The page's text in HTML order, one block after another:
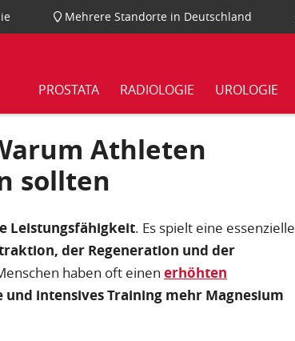
Mehrere Standorte in Deutschland
PROSTATA RADIOLOGIE UROLOGIE
Athleten
sollten
Leistungsfähigkeit. Es spielt eine essenzielle
der Regeneration und der
haben oft einen erhöhten
und intensives Training mehr Magnesium